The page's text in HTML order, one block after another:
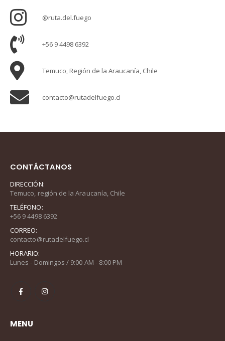
@ruta.del.fuego
+56 9 4498 6392
Temuco, Región de la Araucanía, Chile
contacto@rutadelfuego.cl
CONTÁCTANOS
DIRECCIÓN:
Temuco, región de la Araucanía, Chile
TELÉFONO:
+56 9 4498 6392
CORREO:
contacto@rutadelfuego.cl
HORARIO:
Lunes - Domingos / 9:00 AM - 8:00 PM
MENU